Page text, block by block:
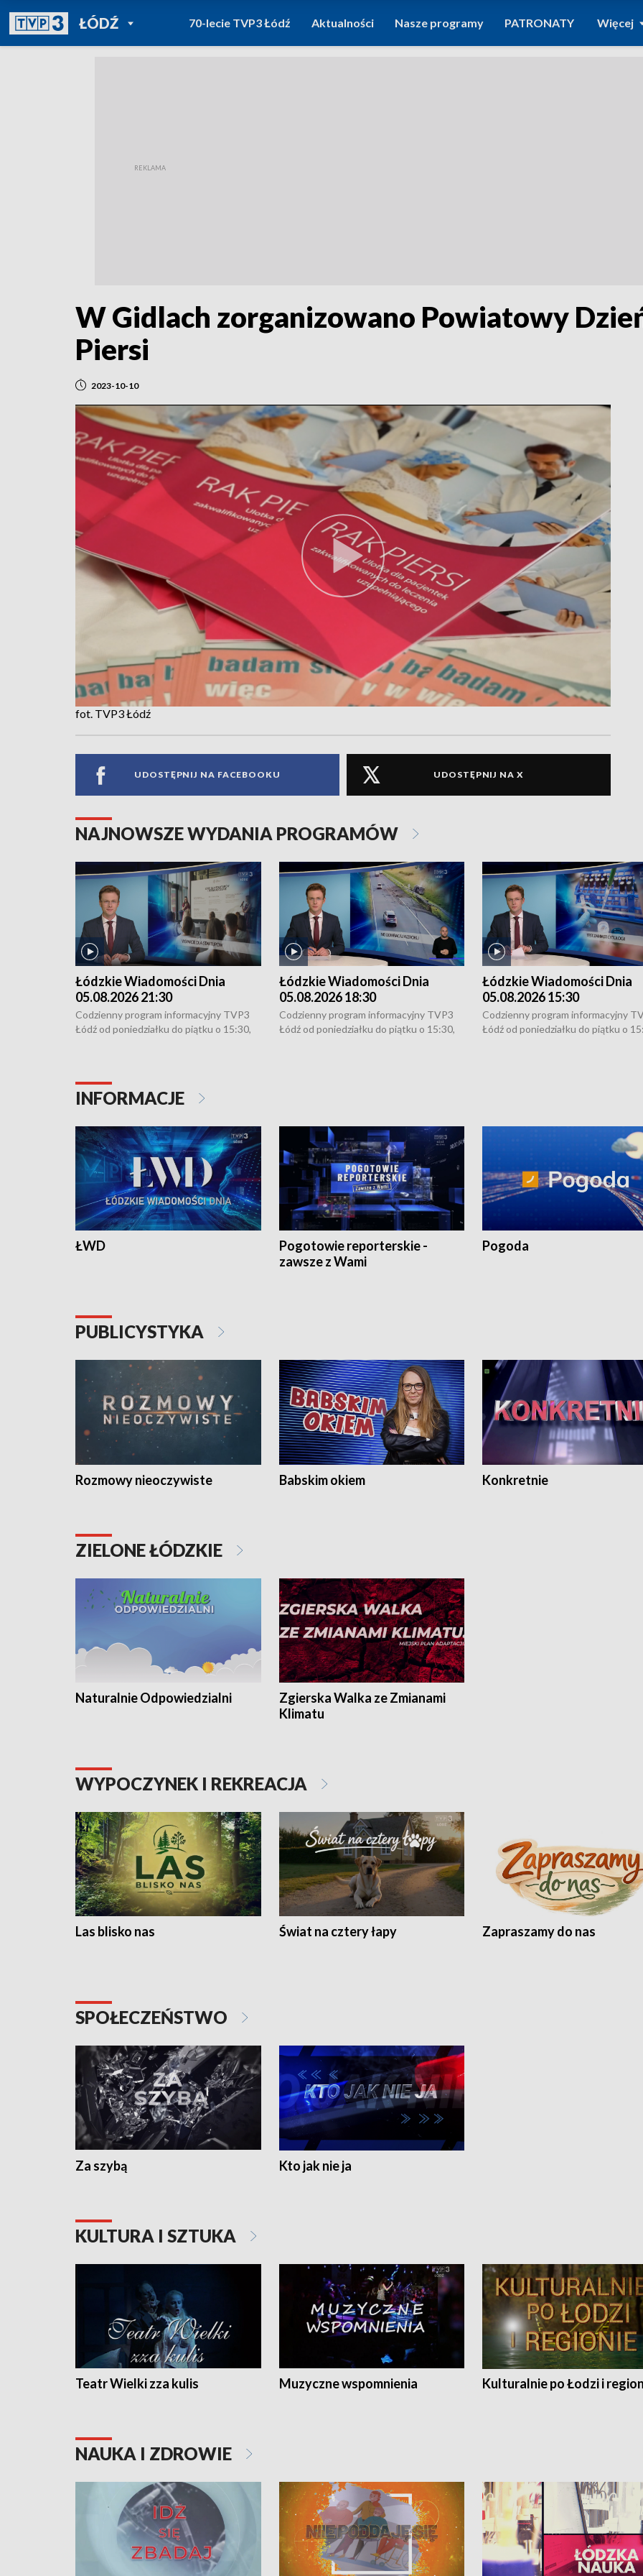
ŁÓDŹPOWRÓT DO
TVP REGIONY
70-lecie TVP3 Łódź Aktualności Nasze programy PATRONATY Więcej
W Gidlach zorganizowano Powiatowy
Piersi
2023-10-10
fot. TVP3 Łódź
UDOSTĘPNIJ NA FACEBOOKU UDOSTĘPNIJ NA X
NAJNOWSZE WYDANIA PROGRAMÓW
Łódzkie Wiadomości Dnia
05.08.2026 21:30
Codzienny program informacyjny TVP3
Łódź od poniedziałku do piątku o 15:30,
Łódzkie Wiadomości Dnia
05.08.2026 18:30
Codzienny program informacyjny TVP3
Łódź od poniedziałku do piątku o 15:30,
Łódzkie Wiadomości Dnia
05.08.2026 15:30
Codzienny program informacyjny
Łódź od poniedziałku do piątku o
INFORMACJE
ŁWD
Pogotowie reporterskie -
zawsze z Wami
Pogoda
PUBLICYSTYKA
Rozmowy nieoczywiste Babskim okiem Konkretnie
ZIELONE ŁÓDZKIE
Naturalnie Odpowiedzialni
Zgierska Walka ze Zmianami
Klimatu
WYPOCZYNEK I REKREACJA
Las blisko nas Świat na cztery łapy Zapraszamy do nas
SPOŁECZEŃSTWO
Za szybą Kto jak nie ja
KULTURA I SZTUKA
Teatr Wielki zza kulis Muzyczne wspomnienia Kulturalnie po Łodzi i
NAUKA I ZDROWIE